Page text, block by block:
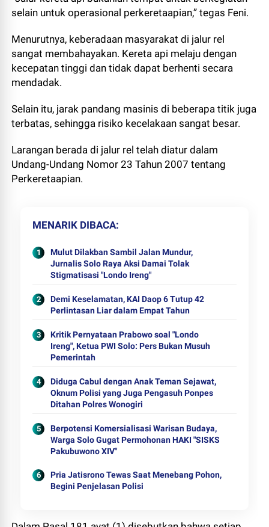
selain untuk operasional perkeretaapian,” tegas Feni.
Menurutnya, keberadaan masyarakat di jalur rel
sangat membahayakan. Kereta api melaju dengan
kecepatan tinggi dan tidak dapat berhenti secara
mendadak.
Selain itu, jarak pandang masinis di beberapa titik juga
terbatas, sehingga risiko kecelakaan sangat besar.
Larangan berada di jalur rel telah diatur dalam
Undang-Undang Nomor 23 Tahun 2007 tentang
Perkeretaapian.
MENARIK DIBACA
Mulut Dilakban Sambil Jalan Mundur,
Jurnalis Solo Raya Aksi Damai Tolak
Stigmatisasi "Londo Ireng"
Demi Keselamatan, KAI Daop 6 Tutup 42
Perlintasan Liar dalam Empat Tahun
Kritik Pernyataan Prabowo soal "Londo
Ireng", Ketua PWI Solo: Pers Bukan Musuh
Pemerintah
Diduga Cabul dengan Anak Teman Sejawat,
Oknum Polisi yang Juga Pengasuh Ponpes
Ditahan Polres Wonogiri
Berpotensi Komersialisasi Warisan Budaya,
Warga Solo Gugat Permohonan HAKI "SISKS
Pakubuwono XIV"
Pria Jatisrono Tewas Saat Menebang Pohon,
Begini Penjelasan Polisi